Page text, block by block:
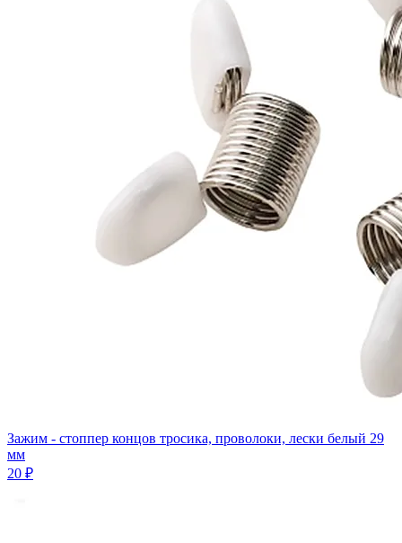
Зажим - стоппер концов тросика, проволоки, лески белый 29
мм
20 ₽